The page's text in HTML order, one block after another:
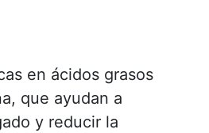
en ácidos grasos
que ayudan a
y reducir la